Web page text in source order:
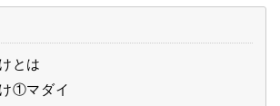
とは
①マダイ